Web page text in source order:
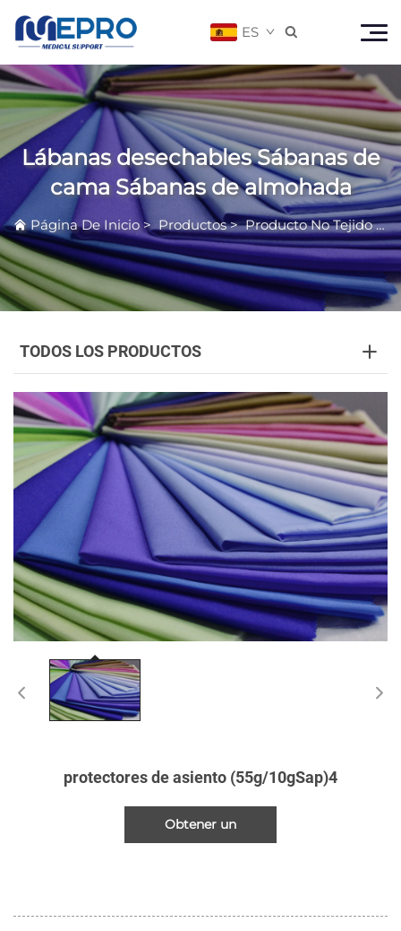
ES 
Lábanas desechables Sábanas de
cama Sábanas de almohada
Página De Inicio> Productos>Producto No Tejido Médico
TODOS LOS PRODUCTOS
protectores de asiento (55g/10gSap)4
Obtener un